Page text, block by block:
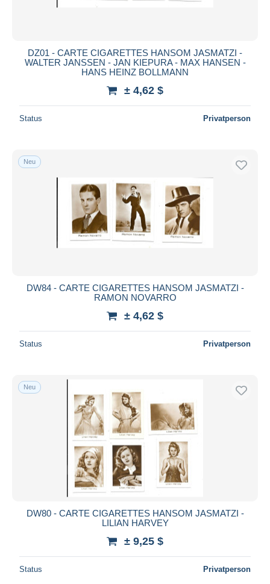
DZ01 - CARTE CIGARETTES HANSOM JASMATZI -
WALTER JANSSEN - JAN KIEPURA - MAX HANSEN -
HANS HEINZ BOLLMANN
± 4,62 $
Status Privatperson
Neu
DW84 - CARTE CIGARETTES HANSOM JASMATZI -
RAMON NOVARRO
± 4,62 $
Status Privatperson
Neu
DW80 - CARTE CIGARETTES HANSOM JASMATZI -
LILIAN HARVEY
± 9,25 $
Status Privatperson